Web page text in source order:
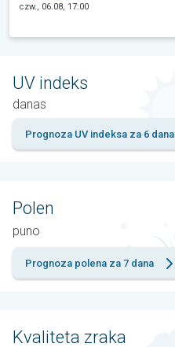
czw., 06.08, 17:00
UV indeks
danas
Prognoza UV indeksa za 6 dana
Polen
puno
Prognoza polena za 7 dana
Kvaliteta zraka